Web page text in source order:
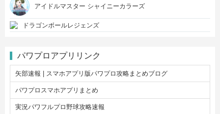
アイドルマスター シャイニーカラーズ
ドラゴンボールレジェンズ
パワプロアプリリンク
矢部速報 | スマホアプリ版パワプロ攻略まとめブログ
パワプロスマホアプリまとめ
実況パワフルプロ野球攻略速報